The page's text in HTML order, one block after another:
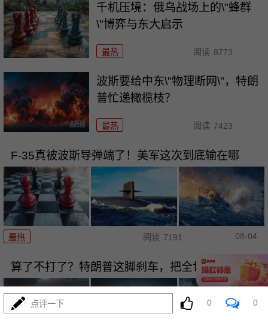
千机压境：俄乌战场上的\"蜂群
\"博弈与东大启示
最热 阅读 8773
波斯要给中东\"物理断网\"，特朗
普忙递橄榄枝？
最热 阅读 7423
F-35真被波斯导弹端了！美军这次到底输在哪
最热 阅读 7191 08-04
算了不打了？特朗普这脚刹车，把全世界都晃吐了
点评一下 0 0